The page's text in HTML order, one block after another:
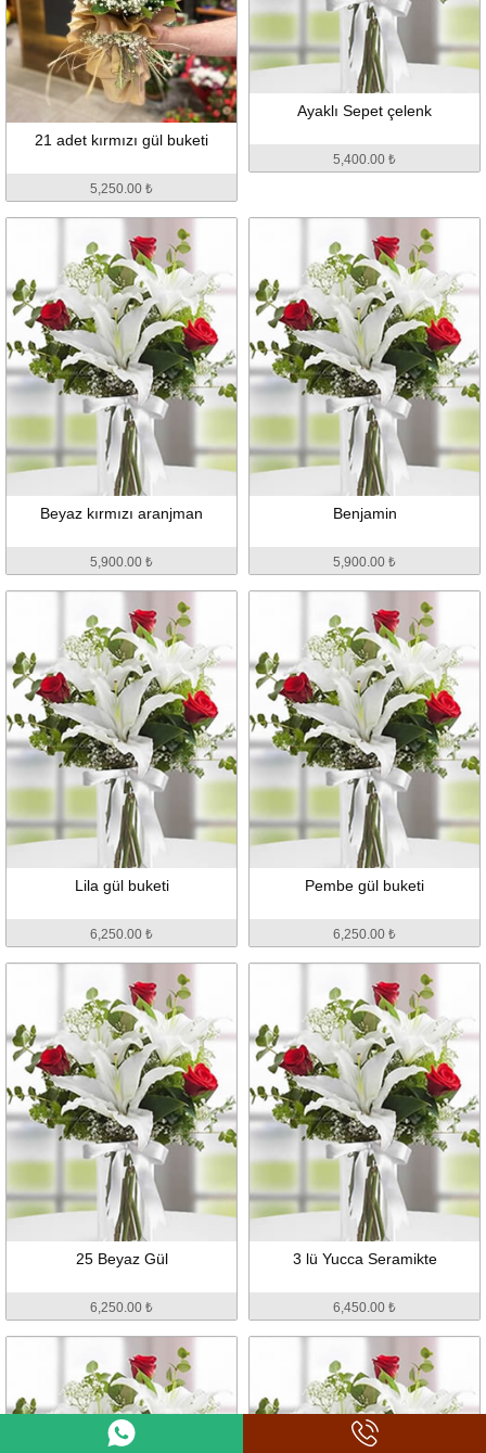
21 adet kırmızı gül buketi
5,250.00 ₺
5,900.00 ₺ 5,900.00 ₺
Lila gül buketi
6,250.00 ₺
Pembe gül buketi
6,250.00 ₺
6,250.00 ₺
3 lü Yucca Seramikte
6,450.00 ₺